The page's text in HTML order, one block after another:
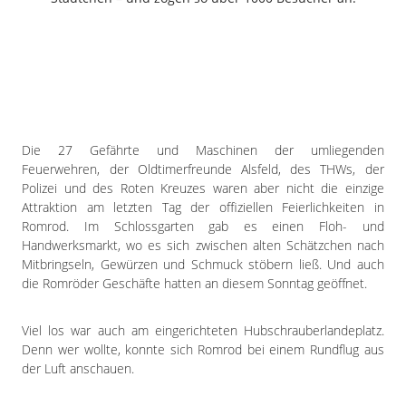
Mücke
Schwalmtal
Ulrichstein
Wartenberg
Schwalm
Fulda
Impressum
Die 27 Gefährte und Maschinen der umliegenden
Feuerwehren, der Oldtimerfreunde Alsfeld, des THWs, der
Polizei und des Roten Kreuzes waren aber nicht die einzige
Attraktion am letzten Tag der offiziellen Feierlichkeiten in
Romrod. Im Schlossgarten gab es einen Floh- und
Handwerksmarkt, wo es sich zwischen alten Schätzchen nach
Mitbringseln, Gewürzen und Schmuck stöbern ließ. Und auch
die Romröder Geschäfte hatten an diesem Sonntag geöffnet.
Viel los war auch am eingerichteten Hubschrauberlandeplatz.
Denn wer wollte, konnte sich Romrod bei einem Rundflug aus
der Luft anschauen.